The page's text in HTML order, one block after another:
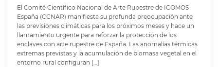
El Comité Científico Nacional de Arte Rupestre de ICOMOS-
España (CCNAR) manifiesta su profunda preocupación ante
las previsiones climáticas para los próximos meses y hace un
llamamiento urgente para reforzar la protección de los
enclaves con arte rupestre de España. Las anomalías térmicas
extremas previstas y la acumulación de biomasa vegetal en el
entorno rural configuran […]